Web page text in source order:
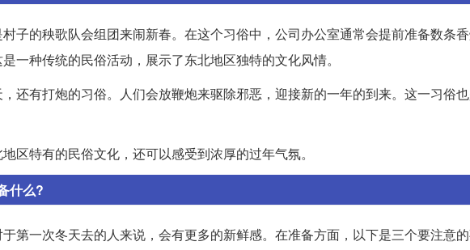
子的秧歌队会组团来闹新春。在这个习俗中，公司办公室通常会提前准备数条
一种传统的民俗活动，展示了东北地区独特的文化风情。
还有打炮的习俗。人们会放鞭炮来驱除邪恶，迎接新的一年的到来。这一习俗
区特有的民俗文化，还可以感受到浓厚的过年气氛。
什么?
第一次冬天去的人来说，会有更多的新鲜感。在准备方面，以下是三个要注意